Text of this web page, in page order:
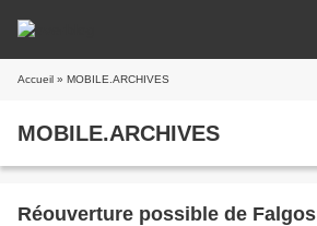
Accueil » MOBILE.ARCHIVES
MOBILE.ARCHIVES
Réouverture possible de Falgos